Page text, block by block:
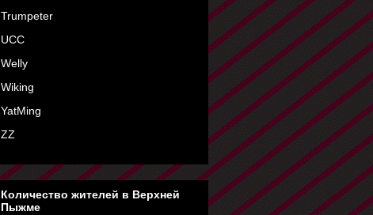
Trumpeter
UCC
Welly
Wiking
YatMing
ZZ
Количество жителей в Верхней
Пыжме